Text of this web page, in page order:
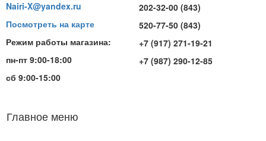
Nairi-X@yandex.ru
Посмотреть на карте
Режим работы магазина:
пн-пт 9:00-18:00
сб 9:00-15:00
202-32-00 (843)
520-77-50 (843)
+7 (917) 271-19-21
+7 (987) 290-12-85
Главное меню